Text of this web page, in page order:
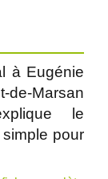
à Eugénie
Marsan
le
pour